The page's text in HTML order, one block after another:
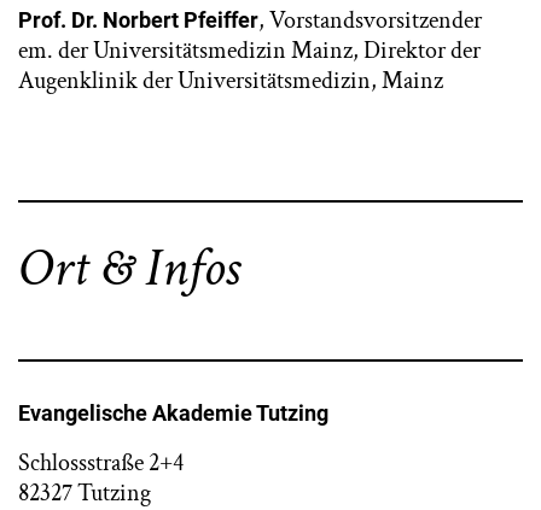
Prof. Dr. Norbert Pfeiffer, Vorstandsvorsitzender
em. der Universitätsmedizin Mainz, Direktor der
Augenklinik der Universitätsmedizin, Mainz
Ort & Infos
Evangelische Akademie Tutzing
Schlossstraße 2+4
82327 Tutzing